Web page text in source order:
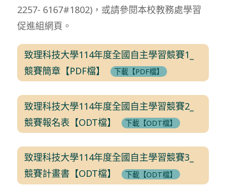
2257- 6167#1802)，或請參閱本校教務處學習
促進組網頁。
致理科技大學114年度全國自主學習競賽1_
競賽簡章【PDF檔】
下載【PDF檔】
致理科技大學114年度全國自主學習競賽2_
競賽報名表【ODT檔】
下載【ODT檔】
致理科技大學114年度全國自主學習競賽3_
競賽計畫書【ODT檔】
下載【ODT檔】